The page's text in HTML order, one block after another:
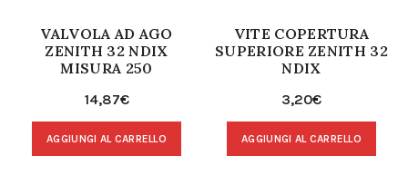
VALVOLA AD AGO
ZENITH 32 NDIX
MISURA 250
14,87€
AGGIUNGI AL CARRELLO
VITE COPERTURA
SUPERIORE ZENITH 32
NDIX
3,20€
AGGIUNGI AL CARRELLO